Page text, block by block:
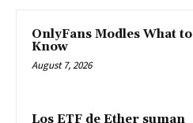
OnlyFans Modles What to
Know
August 7, 2026
Los ETF de Ether suman